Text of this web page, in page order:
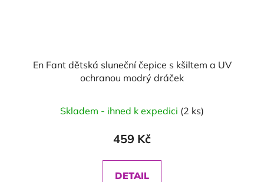
En Fant dětská sluneční čepice s kšiltem a UV
ochranou modrý dráček
Skladem - ihned k expedici (2 ks)
459 Kč
DETAIL